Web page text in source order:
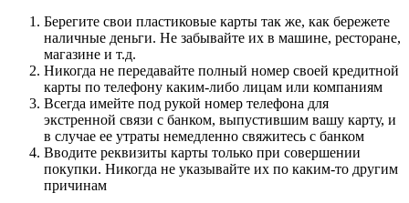
Берегите свои пластиковые карты так же, как бережете
наличные деньги. Не забывайте их в машине, ресторане,
магазине и т.д.
Никогда не передавайте полный номер своей кредитной
карты по телефону каким-либо лицам или компаниям
Всегда имейте под рукой номер телефона для
экстренной связи с банком, выпустившим вашу карту, и
в случае ее утраты немедленно свяжитесь с банком
Вводите реквизиты карты только при совершении
покупки. Никогда не указывайте их по каким-то другим
причинам